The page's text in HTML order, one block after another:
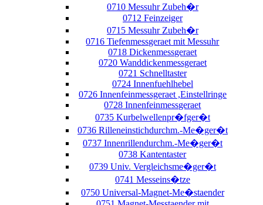
0710 Messuhr Zubeh�r
0712 Feinzeiger
0715 Messuhr Zubeh�r
0716 Tiefenmessgeraet mit Messuhr
0718 Dickenmessgeraet
0720 Wanddickenmessgeraet
0721 Schnelltaster
0724 Innenfuehlhebel
0726 Innenfeinmessgeraet ,Einstellringe
0728 Innenfeinmessgeraet
0735 Kurbelwellenpr�fger�t
0736 Rilleneinstichdurchm.-Me�ger�t
0737 Innenrillendurchm.-Me�ger�t
0738 Kantentaster
0739 Univ. Vergleichsme�ger�t
0741 Messeins�tze
0750 Universal-Magnet-Me�staender